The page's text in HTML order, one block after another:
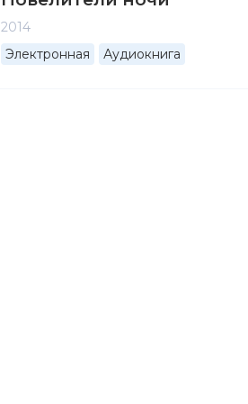
2014
Электронная
Аудиокнига